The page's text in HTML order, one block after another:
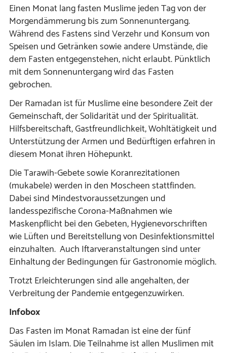
Einen Monat lang fasten Muslime jeden Tag von der
Morgendämmerung bis zum Sonnenuntergang.
Während des Fastens sind Verzehr und Konsum von
Speisen und Getränken sowie andere Umstände, die
dem Fasten entgegenstehen, nicht erlaubt. Pünktlich
mit dem Sonnenuntergang wird das Fasten
gebrochen.
Der Ramadan ist für Muslime eine besondere Zeit der
Gemeinschaft, der Solidarität und der Spiritualität.
Hilfsbereitschaft, Gastfreundlichkeit, Wohltätigkeit und
Unterstützung der Armen und Bedürftigen erfahren in
diesem Monat ihren Höhepunkt.
Die Tarawih-Gebete sowie Koranrezitationen
(mukabele) werden in den Moscheen stattfinden.
Dabei sind Mindestvoraussetzungen und
landesspezifische Corona-Maßnahmen wie
Maskenpflicht bei den Gebeten, Hygienevorschriften
wie Lüften und Bereitstellung von Desinfektionsmittel
einzuhalten. Auch Iftarveranstaltungen sind unter
Einhaltung der Bedingungen für Gastronomie möglich.
Trotzt Erleichterungen sind alle angehalten, der
Verbreitung der Pandemie entgegenzuwirken.
Infobox
Das Fasten im Monat Ramadan ist eine der fünf
Säulen im Islam. Die Teilnahme ist allen Muslimen mit